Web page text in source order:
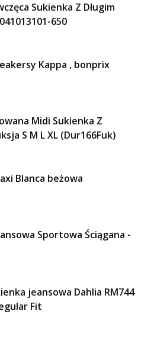
Sukienka Z Długim
650
Kappa , bonprix
Midi Sukienka Z
S M L XL (Dur166Fuk)
Blanca beżowa
Sportowa Ściągana -
jeansowa Dahlia RM744
Fit